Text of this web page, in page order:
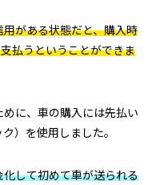
がある状態だと、購入時
払うということができま
に、車の購入には先払い
）を使用しました。
して初めて車が送られる